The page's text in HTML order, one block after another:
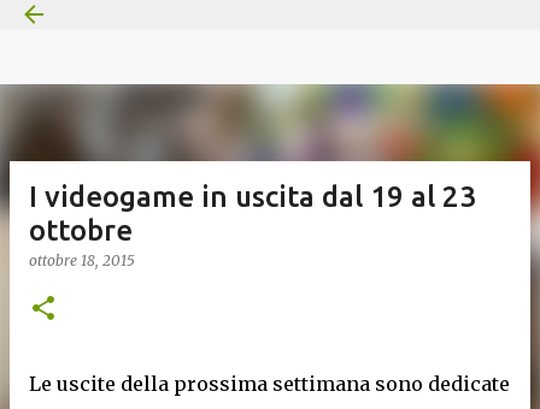
I videogame in uscita dal 19 al 23
ottobre
ottobre 18, 2015
Le uscite della prossima settimana sono dedicate